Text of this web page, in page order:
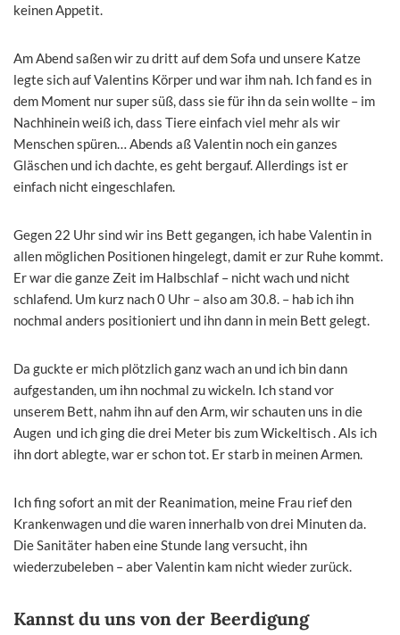
keinen Appetit.
Am Abend saßen wir zu dritt auf dem Sofa und unsere Katze
legte sich auf Valentins Körper und war ihm nah. Ich fand es in
dem Moment nur super süß, dass sie für ihn da sein wollte – im
Nachhinein weiß ich, dass Tiere einfach viel mehr als wir
Menschen spüren… Abends aß Valentin noch ein ganzes
Gläschen und ich dachte, es geht bergauf. Allerdings ist er
einfach nicht eingeschlafen.
Gegen 22 Uhr sind wir ins Bett gegangen, ich habe Valentin in
allen möglichen Positionen hingelegt, damit er zur Ruhe kommt.
Er war die ganze Zeit im Halbschlaf – nicht wach und nicht
schlafend. Um kurz nach 0 Uhr – also am 30.8. – hab ich ihn
nochmal anders positioniert und ihn dann in mein Bett gelegt.
Da guckte er mich plötzlich ganz wach an und ich bin dann
aufgestanden, um ihn nochmal zu wickeln. Ich stand vor
unserem Bett, nahm ihn auf den Arm, wir schauten uns in die
Augen und ich ging die drei Meter bis zum Wickeltisch . Als ich
ihn dort ablegte, war er schon tot. Er starb in meinen Armen.
Ich fing sofort an mit der Reanimation, meine Frau rief den
Krankenwagen und die waren innerhalb von drei Minuten da.
Die Sanitäter haben eine Stunde lang versucht, ihn
wiederzubeleben – aber Valentin kam nicht wieder zurück.
Kannst du uns von der Beerdigung